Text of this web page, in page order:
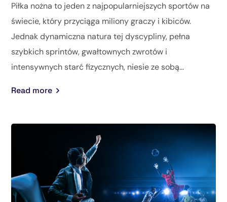
Piłka nożna to jeden z najpopularniejszych sportów na
świecie, który przyciąga miliony graczy i kibiców.
Jednak dynamiczna natura tej dyscypliny, pełna
szybkich sprintów, gwałtownych zwrotów i
intensywnych starć fizycznych, niesie ze sobą...
Read more